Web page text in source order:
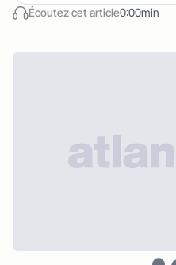
Écoutez cet article0:00min